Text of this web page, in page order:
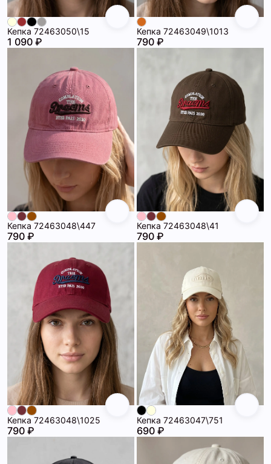
Кепка 72463050\15
1 090 ₽
Кепка 72463049\1013
790 ₽
Кепка 72463048\447
790 ₽
Кепка 72463048\41
790 ₽
Кепка 72463048\1025
790 ₽
Кепка 72463047\751
690 ₽